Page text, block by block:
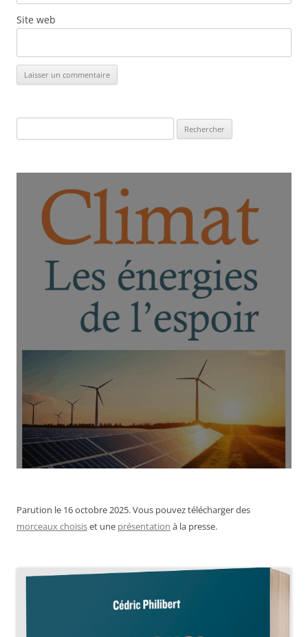
Site web
Parution le 16 octobre 2025. Vous pouvez télécharger des
morceaux choisiset une présentation à la presse.